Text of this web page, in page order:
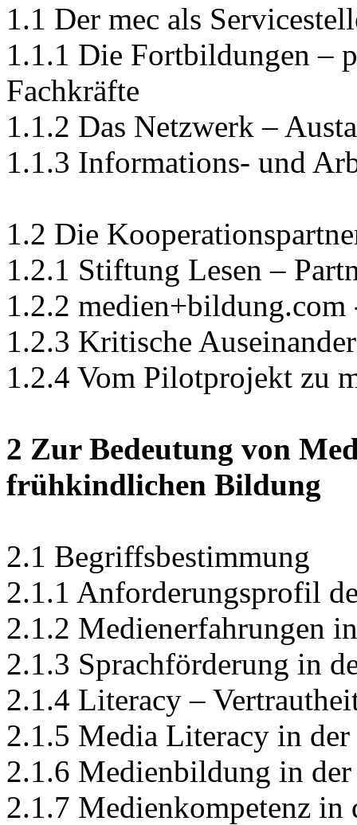
1.1 Der mec als
1.1.1 Die Fortbildungen –
Fachkräfte
1.1.2 Das Netzwerk –
1.1.3 Informations- und
1.2 Die
1.2.1 Stiftung Lesen –
1.2.2 medien+bildung.com
1.2.3 Kritische
1.2.4 Vom Pilotprojekt zu
2 Zur Bedeutung von
frühkindlichen Bildung
2.1 Begriffsbestimmung
2.1.1 Anforderungsprofil
2.1.2 Medienerfahrungen
2.1.3 Sprachförderung in
2.1.4 Literacy –
2.1.5 Media Literacy in
2.1.6 Medienbildung in
2.1.7 Medienkompetenz